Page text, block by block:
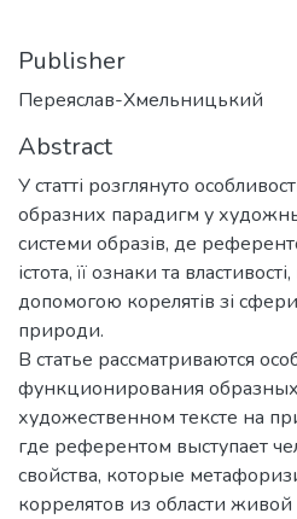
Publisher
Переяслав-Хмельницький
Abstract
У статті розглянуто
образних парадигм у
системи образів, де
істота, її ознаки та
допомогою корелятів зі
природи.
В статье рассматриваются
функционирования
художественном тексте на
где референтом выступает
свойства, которые
коррелятов из области